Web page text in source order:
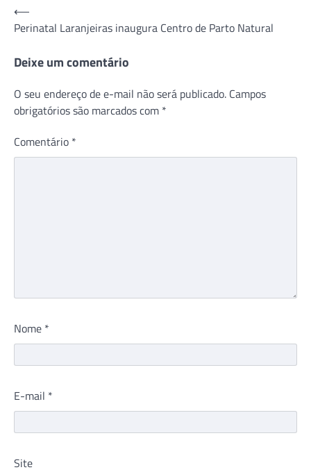
Navegação
de
Post
⟵
Perinatal Laranjeiras inaugura Centro de Parto Natural
Deixe um comentário
O seu endereço de e-mail não será publicado. Campos
obrigatórios são marcados com *
Comentário *
Nome *
E-mail *
Site